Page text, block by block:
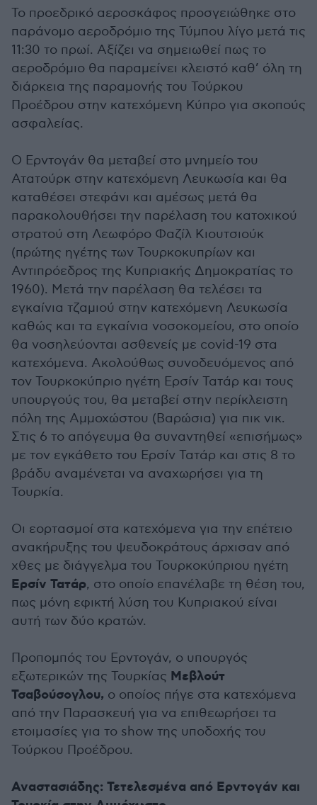
Το προεδρικό αεροσκάφος προσγειώθηκε στο
παράνομο αεροδρόμιο της Τύμπου λίγο μετά τις
11:30 το πρωί. Αξίζει να σημειωθεί πως το
αεροδρόμιο θα παραμείνει κλειστό καθ’ όλη τη
διάρκεια της παραμονής του Τούρκου
Προέδρου στην κατεχόμενη Κύπρο για σκοπούς
ασφαλείας.
Ο Ερντογάν θα μεταβεί στο μνημείο του
Ατατούρκ στην κατεχόμενη Λευκωσία και θα
καταθέσει στεφάνι και αμέσως μετά θα
παρακολουθήσει την παρέλαση του κατοχικού
στρατού στη Λεωφόρο Φαζίλ Κιουτσιούκ
(πρώτης ηγέτης των Τουρκοκυπρίων και
Αντιπρόεδρος της Κυπριακής Δημοκρατίας το
1960). Μετά την παρέλαση θα τελέσει τα
εγκαίνια τζαμιού στην κατεχόμενη Λευκωσία
καθώς και τα εγκαίνια νοσοκομείου, στο οποίο
θα νοσηλεύονται ασθενείς με covid-19 στα
κατεχόμενα. Ακολούθως συνοδευόμενος από
τον Τουρκοκύπριο ηγέτη Ερσίν Τατάρ και τους
υπουργούς του, θα μεταβεί στην περίκλειστη
πόλη της Αμμοχώστου (Βαρώσια) για πικ νικ.
Στις 6 το απόγευμα θα συναντηθεί «επισήμως»
με τον εγκάθετο του Ερσίν Τατάρ και στις 8 το
βράδυ αναμένεται να αναχωρήσει για τη
Τουρκία.
Οι εορτασμοί στα κατεχόμενα για την επέτειο
ανακήρυξης του ψευδοκράτους άρχισαν από
χθες με διάγγελμα του Τουρκοκύπριου ηγέτη
Ερσίν Τατάρ, στο οποίο επανέλαβε τη θέση του,
πως μόνη εφικτή λύση του Κυπριακού είναι
αυτή των δύο κρατών.
Προπομπός του Ερντογάν, ο υπουργός
εξωτερικών της Τουρκίας Μεβλούτ
Τσαβούσογλου, ο οποίος πήγε στα κατεχόμενα
από την Παρασκευή για να επιθεωρήσει τα
ετοιμασίες για το show της υποδοχής του
Τούρκου Προέδρου.
Αναστασιάδης: Τετελεσμένα από Ερντογάν και